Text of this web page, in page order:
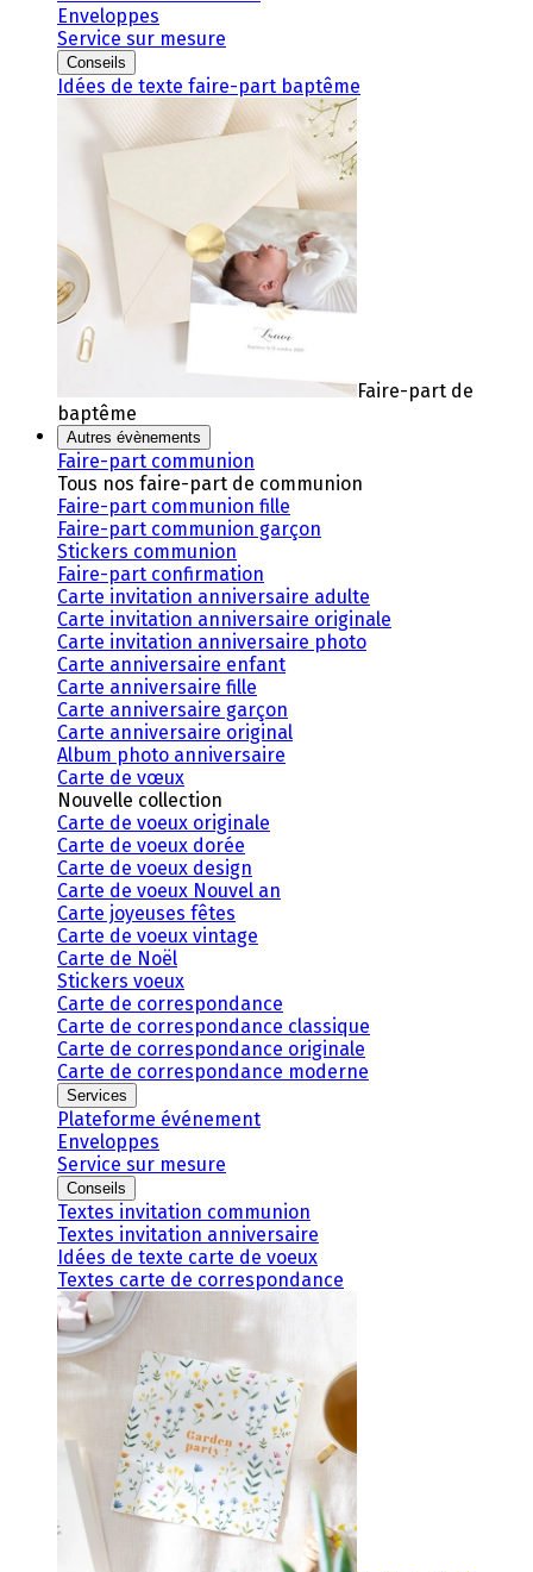
Enveloppes
Service sur mesure
Conseils
Idées de texte faire-part baptême
Faire-part de
baptême
Autres évènements
Faire-part communion
Tous nos faire-part de communion
Faire-part communion fille
Faire-part communion garçon
Stickers communion
Faire-part confirmation
Carte invitation anniversaire adulte
Carte invitation anniversaire originale
Carte invitation anniversaire photo
Carte anniversaire enfant
Carte anniversaire fille
Carte anniversaire garçon
Carte anniversaire original
Album photo anniversaire
Carte de vœux
Nouvelle collection
Carte de voeux originale
Carte de voeux dorée
Carte de voeux design
Carte de voeux Nouvel an
Carte joyeuses fêtes
Carte de voeux vintage
Carte de Noël
Stickers voeux
Carte de correspondance
Carte de correspondance classique
Carte de correspondance originale
Carte de correspondance moderne
Services
Plateforme événement
Enveloppes
Service sur mesure
Conseils
Textes invitation communion
Textes invitation anniversaire
Idées de texte carte de voeux
Textes carte de correspondance